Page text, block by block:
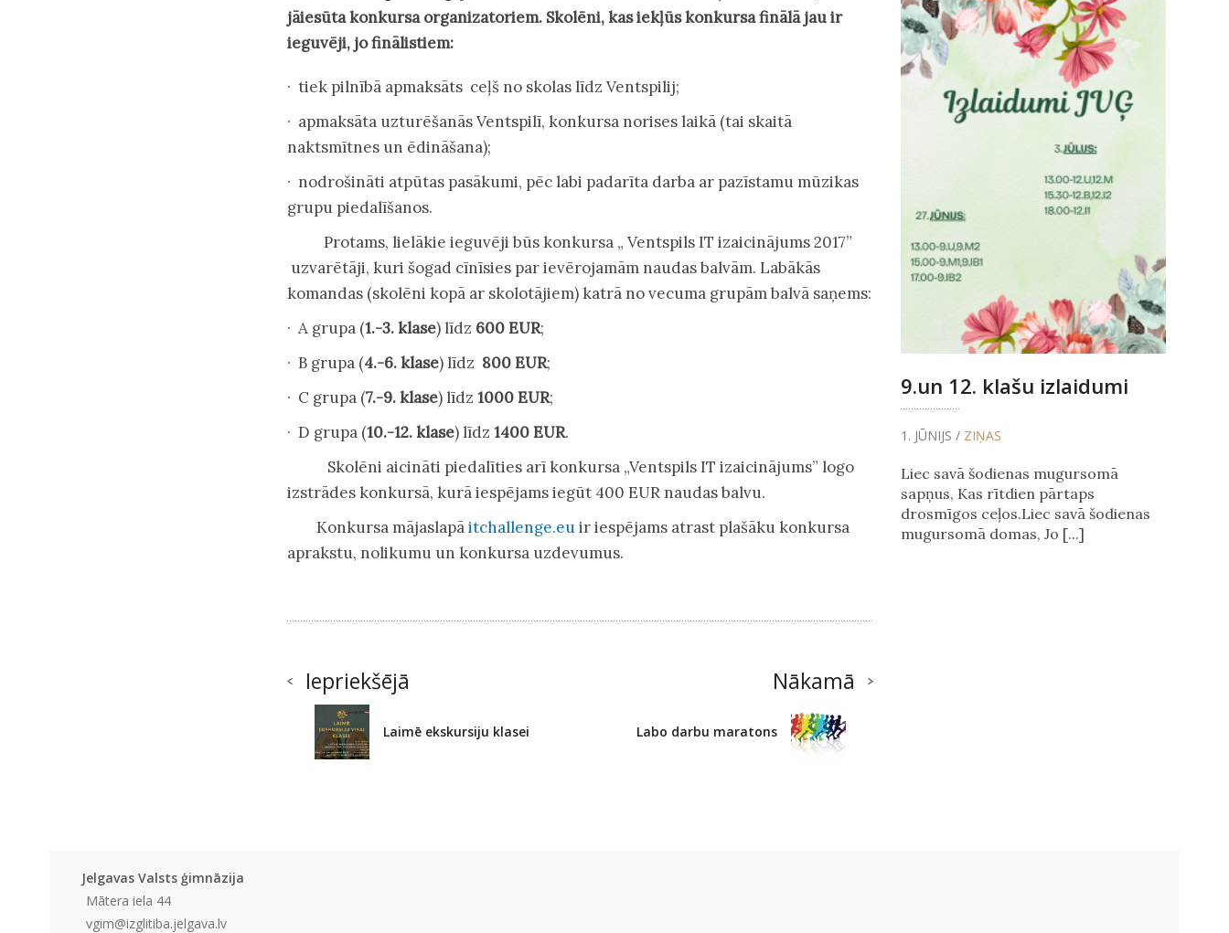
jāiesūta konkursa organizatoriem. Skolēni, kas iekļūs konkursa finālā jau ir
ieguvēji, jo finālistiem:
· tiek pilnībā apmaksāts ceļš no skolas līdz Ventspilij;
· apmaksāta uzturēšanās Ventspilī, konkursa norises laikā (tai skaitā
naktsmītnes un ēdināšana);
· nodrošināti atpūtas pasākumi, pēc labi padarīta darba ar pazīstamu mūzikas
grupu piedalīšanos.
Protams, lielākie ieguvēji būs konkursa „ Ventspils IT izaicinājums 2017”
uzvarētāji, kuri šogad cīnīsies par ievērojamām naudas balvām. Labākās
komandas (skolēni kopā ar skolotājiem) katrā no vecuma grupām balvā saņems:
· A grupa (1.-3. klase) līdz 600 EUR;
· B grupa (4.-6. klase) līdz 800 EUR;
· C grupa (7.-9. klase) līdz 1000 EUR;
· D grupa (10.-12. klase) līdz 1400 EUR.
Skolēni aicināti piedalīties arī konkursa „Ventspils IT izaicinājums” logo
izstrādes konkursā, kurā iespējams iegūt 400 EUR naudas balvu.
Konkursa mājaslapāitchallenge.euir iespējams atrast plašāku konkursa
aprakstu, nolikumu un konkursa uzdevumus.
Iepriekšējā
Laimē ekskursiju klasei
Nākamā
Labo darbu maratons
9.un 12. klašu izlaidumi
1. JŪNIJS / ZIŅAS
Liec savā šodienas mugursomā
sapņus, Kas rītdien pārtaps
drosmīgos ceļos.Liec savā šodienas
mugursomā domas, Jo [...]
Jelgavas Valsts ģimnāzija
Mātera iela 44
vgim@izglitiba.jelgava.lv